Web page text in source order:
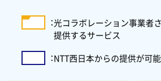
：光コラボレーション事業者
提供するサービス
：NTT西日本からの提供が可